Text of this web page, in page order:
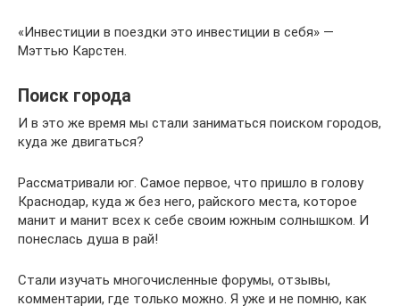
«Инвестиции в поездки это инвестиции в себя» —
Мэттью Карстен.
Поиск города
И в это же время мы стали заниматься поиском городов,
куда же двигаться?
Рассматривали юг. Самое первое, что пришло в голову
Краснодар, куда ж без него, райского места, которое
манит и манит всех к себе своим южным солнышком. И
понеслась душа в рай!
Стали изучать многочисленные форумы, отзывы,
комментарии, где только можно. Я уже и не помню, как